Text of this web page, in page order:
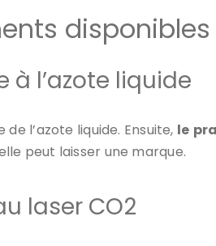
à l’azote liquide
l’azote liquide. Ensuite, le
peut laisser une marque.
laser CO2